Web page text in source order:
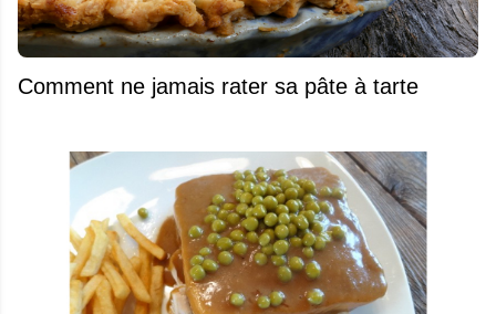
Comment ne jamais rater sa pâte à tarte